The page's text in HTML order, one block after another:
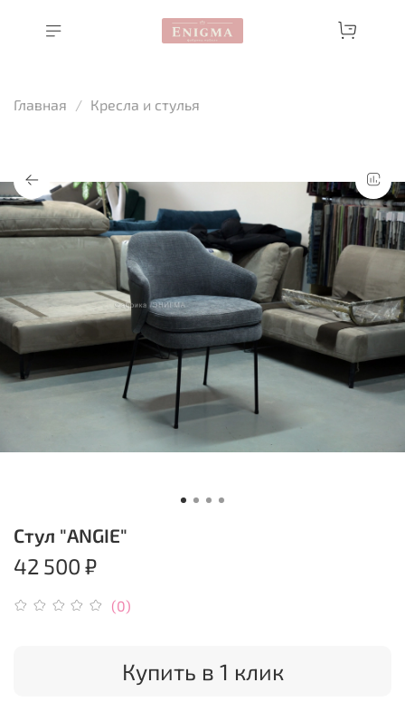
Главная Кресла и стулья
(0)
Стул "ANGIE"
42 500 ₽
Купить в 1 клик